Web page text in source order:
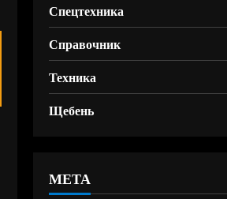
Спецтехника
Справочник
Техника
Щебень
МЕТА